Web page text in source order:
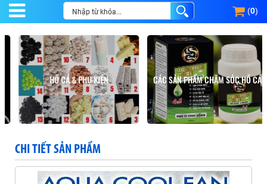
(0)
HỒ CÁ & PHỤ KIỆN CÁC SẢN PHẨM CHĂM SÓC HỒ CÁ
CHI TIẾT SẢN PHẨM